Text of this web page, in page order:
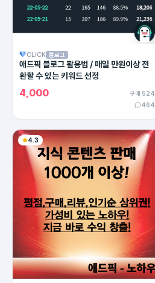
CLICK 블로그
애드픽 블로그 활용법 / 매일 만원이상 전
환할 수 있는 키워드 선정
4,000
구매 524
464
4.3